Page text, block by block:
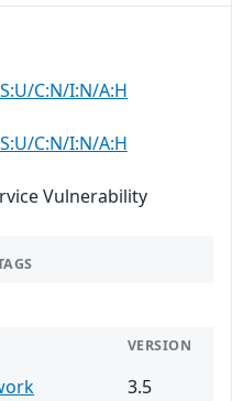
C:N/I:N/A:H
C:N/I:N/A:H
Vulnerability
VERSION
3.5